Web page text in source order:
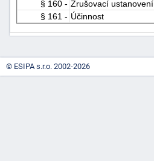
§ 160 - Zrušovací ustanovení
§ 161 - Účinnost
© ESIPA s.r.o. 2002-2026